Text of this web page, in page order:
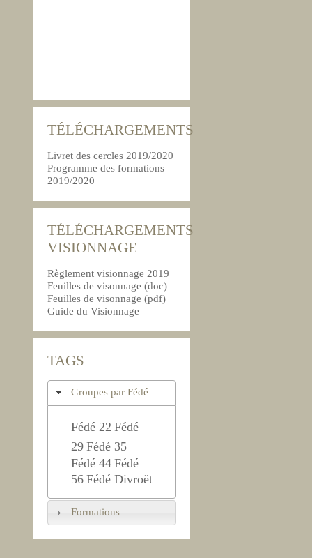
TÉLÉCHARGEMENTS
Livret des cercles 2019/2020
Programme des formations
2019/2020
TÉLÉCHARGEMENTS
VISIONNAGE
Règlement visionnage 2019
Feuilles de visonnage (doc)
Feuilles de visonnage (pdf)
Guide du Visionnage
TAGS
Groupes par Fédé
Fédé 22 Fédé
29 Fédé 35
Fédé 44 Fédé
56 Fédé Divroët
Formations